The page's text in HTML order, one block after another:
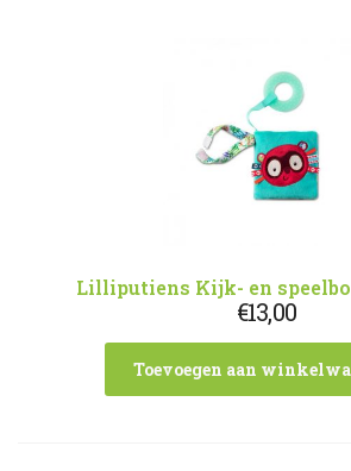
Lilliputiens Kijk- en
€13,00
Toevoegen aan